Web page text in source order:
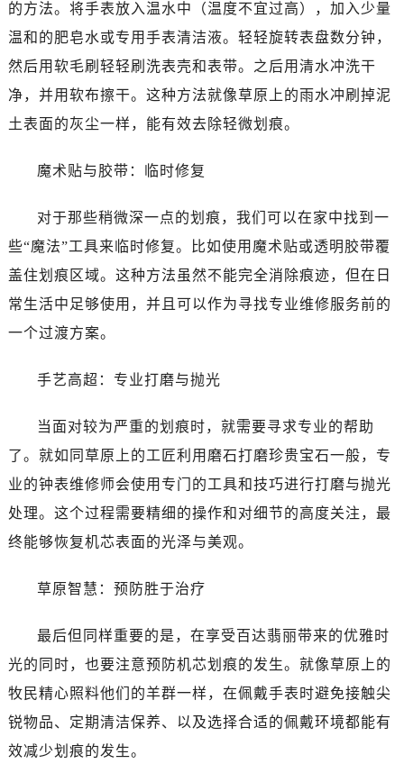
的方法。将手表放入温水中（温度不宜过高），加入少量
温和的肥皂水或专用手表清洁液。轻轻旋转表盘数分钟，
然后用软毛刷轻轻刷洗表壳和表带。之后用清水冲洗干
净，并用软布擦干。这种方法就像草原上的雨水冲刷掉泥
土表面的灰尘一样，能有效去除轻微划痕。
魔术贴与胶带：临时修复
对于那些稍微深一点的划痕，我们可以在家中找到一
些“魔法”工具来临时修复。比如使用魔术贴或透明胶带覆
盖住划痕区域。这种方法虽然不能完全消除痕迹，但在日
常生活中足够使用，并且可以作为寻找专业维修服务前的
一个过渡方案。
手艺高超：专业打磨与抛光
当面对较为严重的划痕时，就需要寻求专业的帮助
了。就如同草原上的工匠利用磨石打磨珍贵宝石一般，专
业的钟表维修师会使用专门的工具和技巧进行打磨与抛光
处理。这个过程需要精细的操作和对细节的高度关注，最
终能够恢复机芯表面的光泽与美观。
草原智慧：预防胜于治疗
最后但同样重要的是，在享受百达翡丽带来的优雅时
光的同时，也要注意预防机芯划痕的发生。就像草原上的
牧民精心照料他们的羊群一样，在佩戴手表时避免接触尖
锐物品、定期清洁保养、以及选择合适的佩戴环境都能有
效减少划痕的发生。